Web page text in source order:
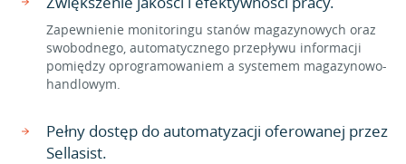
Zapewnienie monitoringu stanów magazynowych oraz
swobodnego, automatycznego przepływu informacji
pomiędzy oprogramowaniem a systemem magazynowo-
handlowym.
Pełny dostęp do automatyzacji oferowanej przez
Sellasist.